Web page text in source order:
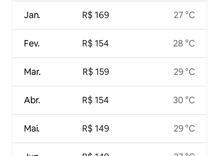
Jan.
Fev.
Mar.
Abr.
Mai.
R$ 169
R$ 154
R$ 159
R$ 154
R$ 149
27 °C
28 °C
29 °C
30 °C
29 °C